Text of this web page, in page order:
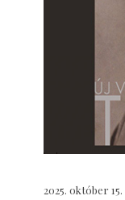
2025. október 15.